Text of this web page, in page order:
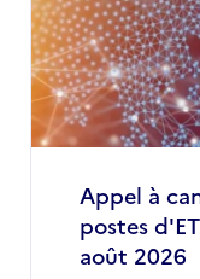
Appel à
postes
août 2026